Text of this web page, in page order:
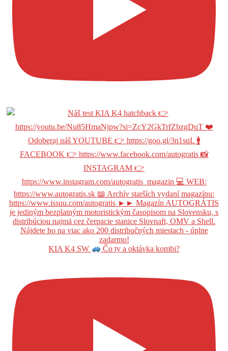
KIA K4 SW Čo ty a oktávka kombi?